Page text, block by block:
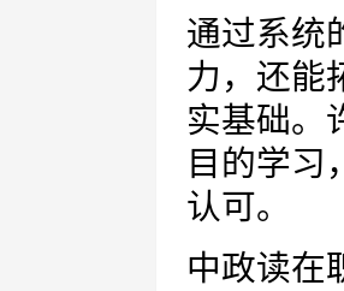
通过系统
力，还能
实基础。
目的学习
认可。
中政读在